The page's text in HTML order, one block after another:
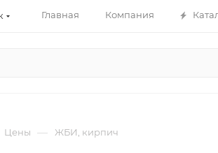
Главная Компания
Цены — ЖБИ, кирпич